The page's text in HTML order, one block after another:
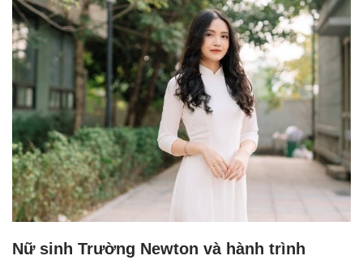
Nữ sinh Trường Newton và hành trình